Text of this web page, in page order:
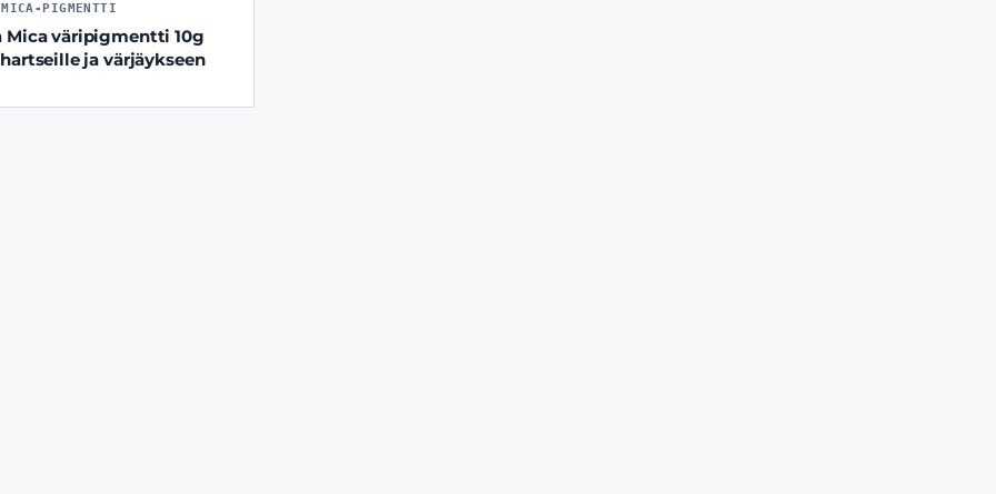
PIGMENTTI
Mica väripigmentti 10g
ja värjäykseen